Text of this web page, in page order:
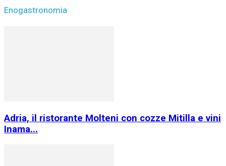
Enogastronomia
Adria, il ristorante Molteni con cozze Mitilla e vini
Inama...